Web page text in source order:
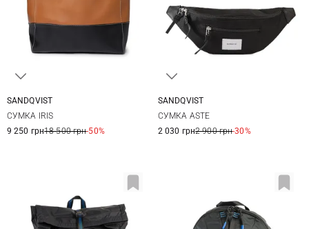
32X30X20СМ
SANDQVIST
СУМКА IRIS
9 250 грн18 500 грн-50%
35Х16Х7СМ
SANDQVIST
СУМКА ASTE
2 030 грн2 900 грн-30%